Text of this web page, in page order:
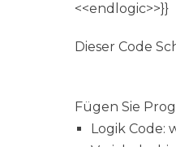
<<endlogic>>}}
Dieser Code
Fügen Sie
Logik Code: